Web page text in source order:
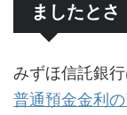
ましたとさ
みずほ信託銀行
普通預金金利の